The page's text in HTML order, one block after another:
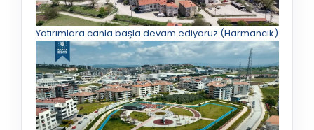
Yatırımlara canla başla devam ediyoruz (Harmancık)